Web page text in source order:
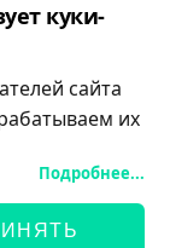
куки-
сайта
их
отклонить
настроить
Подробнее...